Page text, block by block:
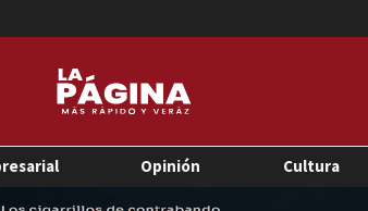
Opinión Cultura